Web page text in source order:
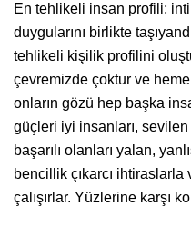
En tehlikeli insan profili;
duygularını birlikte
tehlikeli kişilik profilini
çevremizde çoktur ve
onların gözü hep başka
güçleri iyi insanları,
başarılı olanları yalan,
bencillik çıkarcı
çalışırlar. Yüzlerine karşı